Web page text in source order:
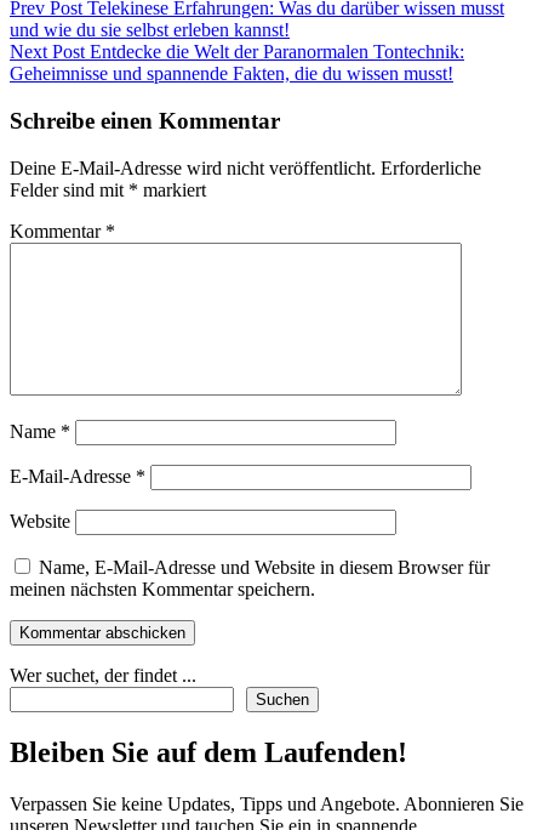
Beitragsnavigation
Previous
Post
Prev Post Telekinese Erfahrungen: Was du darüber wissen musst
und wie du sie selbst erleben kannst!
Next
Post
Next Post Entdecke die Welt der Paranormalen Tontechnik:
Geheimnisse und spannende Fakten, die du wissen musst!
Schreibe einen Kommentar
Deine E-Mail-Adresse wird nicht veröffentlicht. Erforderliche
Felder sind mit * markiert
Kommentar *
Name *
E-Mail-Adresse *
Website
Name, E-Mail-Adresse und Website in diesem Browser für
meinen nächsten Kommentar speichern.
Wer suchet, der findet ...
Suchen
Bleiben Sie auf dem Laufenden!
Verpassen Sie keine Updates, Tipps und Angebote. Abonnieren Sie
unseren Newsletter und tauchen Sie ein in spannende